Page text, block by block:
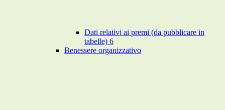
Dati relativi ai premi (da pubblicare in
tabelle) 6
Benessere organizzativo